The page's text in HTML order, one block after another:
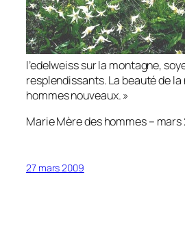
l’edelweiss sur la montagne,
resplendissants. La beauté de
hommes nouveaux. »
Marie Mère des hommes –
27 mars 2009